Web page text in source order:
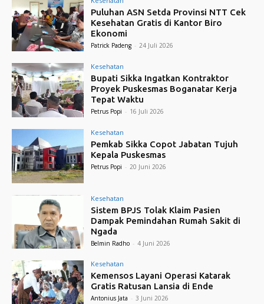
Puluhan ASN Setda Provinsi NTT Cek
Kesehatan Gratis di Kantor Biro
Ekonomi
Patrick Padeng - 24 Juli 2026
Kesehatan
Bupati Sikka Ingatkan Kontraktor
Proyek Puskesmas Boganatar Kerja
Tepat Waktu
Petrus Popi - 16 Juli 2026
Kesehatan
Pemkab Sikka Copot Jabatan Tujuh
Kepala Puskesmas
Petrus Popi - 20 Juni 2026
Kesehatan
Sistem BPJS Tolak Klaim Pasien
Dampak Pemindahan Rumah Sakit di
Ngada
Belmin Radho - 4 Juni 2026
Kesehatan
Kemensos Layani Operasi Katarak
Gratis Ratusan Lansia di Ende
Antonius Jata - 3 Juni 2026